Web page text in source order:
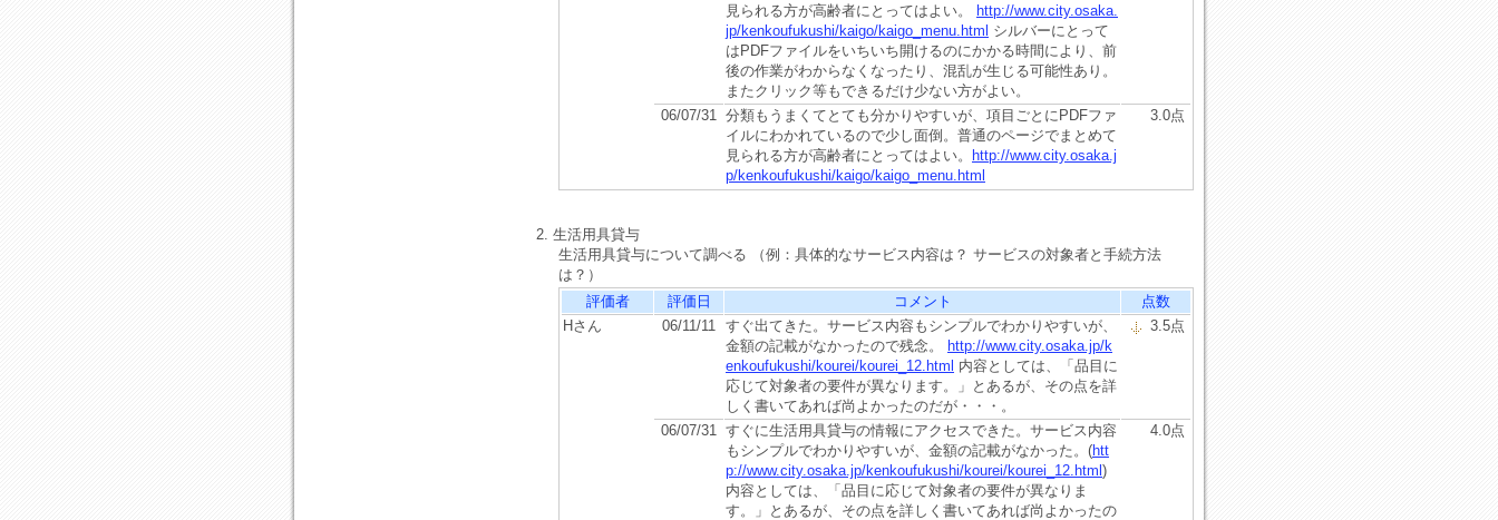
見られる方が高齢者にとってはよい。
http://www.city.osaka.
jp/kenkoufukushi/kaigo/kaigo_menu.html シルバーにとって
はPDFファイルをいちいち開けるのにかかる時間により、前
後の作業がわからなくなったり、混乱が生じる可能性あり。
またクリック等もできるだけ少ない方がよい。
06/07/31 分類もうまくてとても分かりやすいが、項目ごとにPDFファ
イルにわかれているので少し面倒。普通のページでまとめて
見られる方が高齢者にとってはよい。
http://www.city.osaka.j
p/kenkoufukushi/kaigo/kaigo_menu.html
3.0点
2. 生活用具貸与
生活用具貸与について調べる （例：具体的なサービス内容は？ サービスの対象者と手続方法
は？）
評価者
評価日 コメント
点数
Hさん
06/11/11 すぐ出てきた。サービス内容もシンプルでわかりやすいが、
金額の記載がなかったので残念。
http://www.city.osaka.jp/k
enkoufukushi/kourei/kourei_12.html 内容としては、「品目に
応じて対象者の要件が異なります。」とあるが、その点を詳
しく書いてあれば尚よかったのだが・・・。
3.5点
06/07/31 すぐに生活用具貸与の情報にアクセスできた。サービス内容
もシンプルでわかりやすいが、金額の記載がなかった。(htt
p://www.city.osaka.jp/kenkoufukushi/kourei/kourei_12.html )
内容としては、「品目に応じて対象者の要件が異なりま
す。」とあるが、その点を詳しく書いてあれば尚よかったの
4.0点